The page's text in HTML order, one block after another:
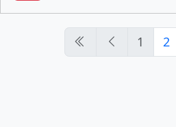
1 2